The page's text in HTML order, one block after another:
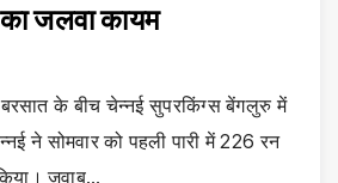
जलवा कायम
बरसात के बीच चेन्नई सुपरकिंग्स बेंगलुरु में
ने सोमवार को पहली पारी में 226 रन
जवाब…